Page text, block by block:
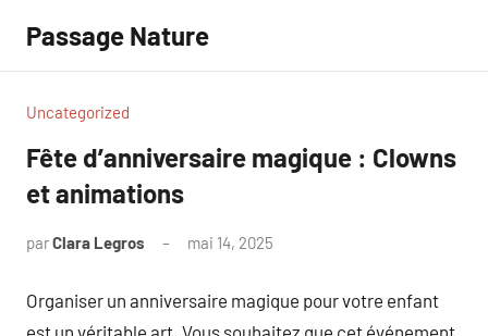
contenu
Passage Nature
Uncategorized
Fête d’anniversaire magique : Clowns
et animations
parClara Legros mai 14, 2025
Organiser un anniversaire magique pour votre enfant
est un véritable art. Vous souhaitez que cet événement